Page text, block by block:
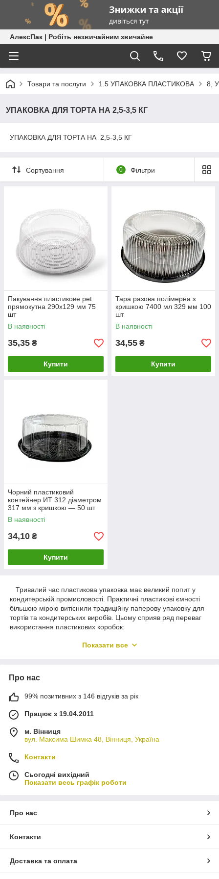
АлексПак | Робіть незвичайним звичайне
Товари та послуги 1.5 УПАКОВКА ПЛАСТИКОВА 8,
УПАКОВКА ДЛЯ ТОРТА НА 2,5-3,5 КГ
УПАКОВКА ДЛЯ ТОРТА НА 2,5-3,5 КГ
Сортування 0 Фільтри
Пакування пластикове pet
прямокутна 290х129 мм 75
шт
В наявності
35,35 ₴
Купити
Тара разова полімерна з
кришкою 7400 мл 329 мм 100
шт
В наявності
34,55 ₴
Купити
Чорний пластиковий
контейнер ИТ 312 діаметром
317 мм з кришкою — 50 шт
В наявності
34,10 ₴
Купити
Тривалий час пластикова упаковка має великий попит у
кондитерській промисловості. Практичні пластикові ємності
більшою мірою витіснили традиційну паперову упаковку для
тортів та кондитерських виробів. Цьому сприяв ряд переваг
використання пластикових коробок:
Практична міцна упаковка, яка збереже цілісність
Великий вибір форм та розмірів коробок дозволяє
виробів.
Купивши, упаковку для кондитерських виробів на нашому
сайті, ми гарантуємо якість продукції від виробника в
залишивши заявку на сайті або зв'язавшись з нашими
асортименті представлені різні види упаковки для інших видів
харчових товарів.
Показати все
Про нас
99% позитивних з 146 відгуків за рік
Працює з 19.04.2011
м. Вінниця
вул. Максима Шимка 48, Вінниця, Україна
Контакти
Сьогодні вихідний
Показати весь графік роботи
Про нас
Контакти
Доставка та оплата